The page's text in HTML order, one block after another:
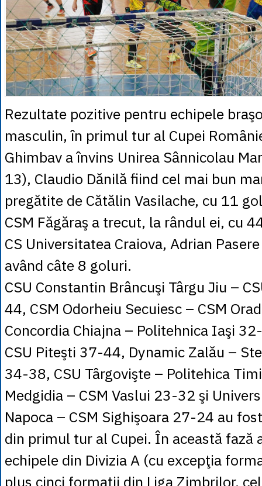
Rezultate pozitive pentru echipele
masculin, în primul tur al Cupei
Ghimbav a învins Unirea Sânnicolau
13), Claudio Dănilă fiind cel mai bun
pregătite de Cătălin Vasilache, cu 11
CSM Făgăraş a trecut, la rândul ei, cu
CS Universitatea Craiova, Adrian
având câte 8 goluri.
CSU Constantin Brâncuşi Târgu Jiu –
44, CSM Odorheiu Secuiesc – CSM
Concordia Chiajna – Politehnica Iaşi
CSU Piteşti 37-44, Dynamic Zalău –
34-38, CSU Târgovişte – Politehica
Medgidia – CSM Vaslui 23-32 şi
Napoca – CSM Sighişoara 27-24 au
din primul tur al Cupei. În această fază
echipele din Divizia A (cu excepţia
plus cinci formaţii din Liga Zimbrilor,